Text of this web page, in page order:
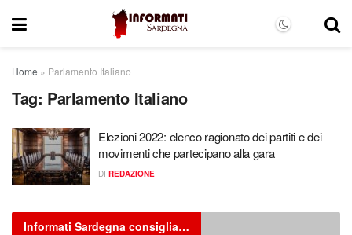
Home » Parlamento Italiano
Tag: Parlamento Italiano
Elezioni 2022: elenco ragionato dei partiti e dei
movimenti che partecipano alla gara
DI REDAZIONE
Informati Sardegna consiglia…